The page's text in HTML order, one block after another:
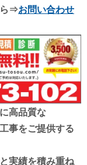
ら⇒お問い合わせ
高品質な
事をご提供する
実績を積み重ね